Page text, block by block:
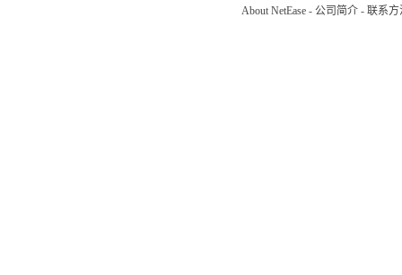
About NetEase - 公司简介 - 联系方